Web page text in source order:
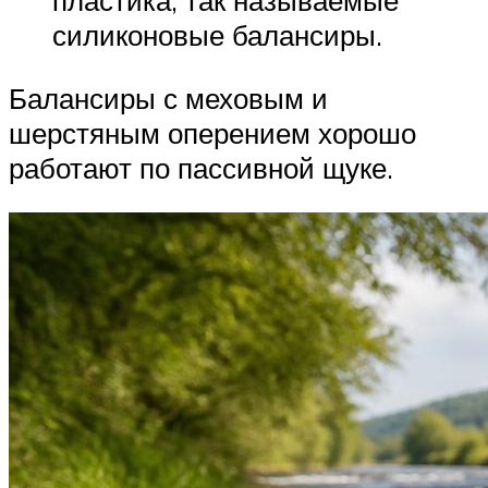
силиконовые балансиры.
Балансиры с меховым и
шерстяным оперением хорошо
работают по пассивной щуке.